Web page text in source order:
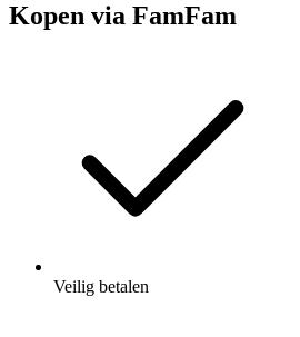
Kopen via FamFam
Veilig betalen